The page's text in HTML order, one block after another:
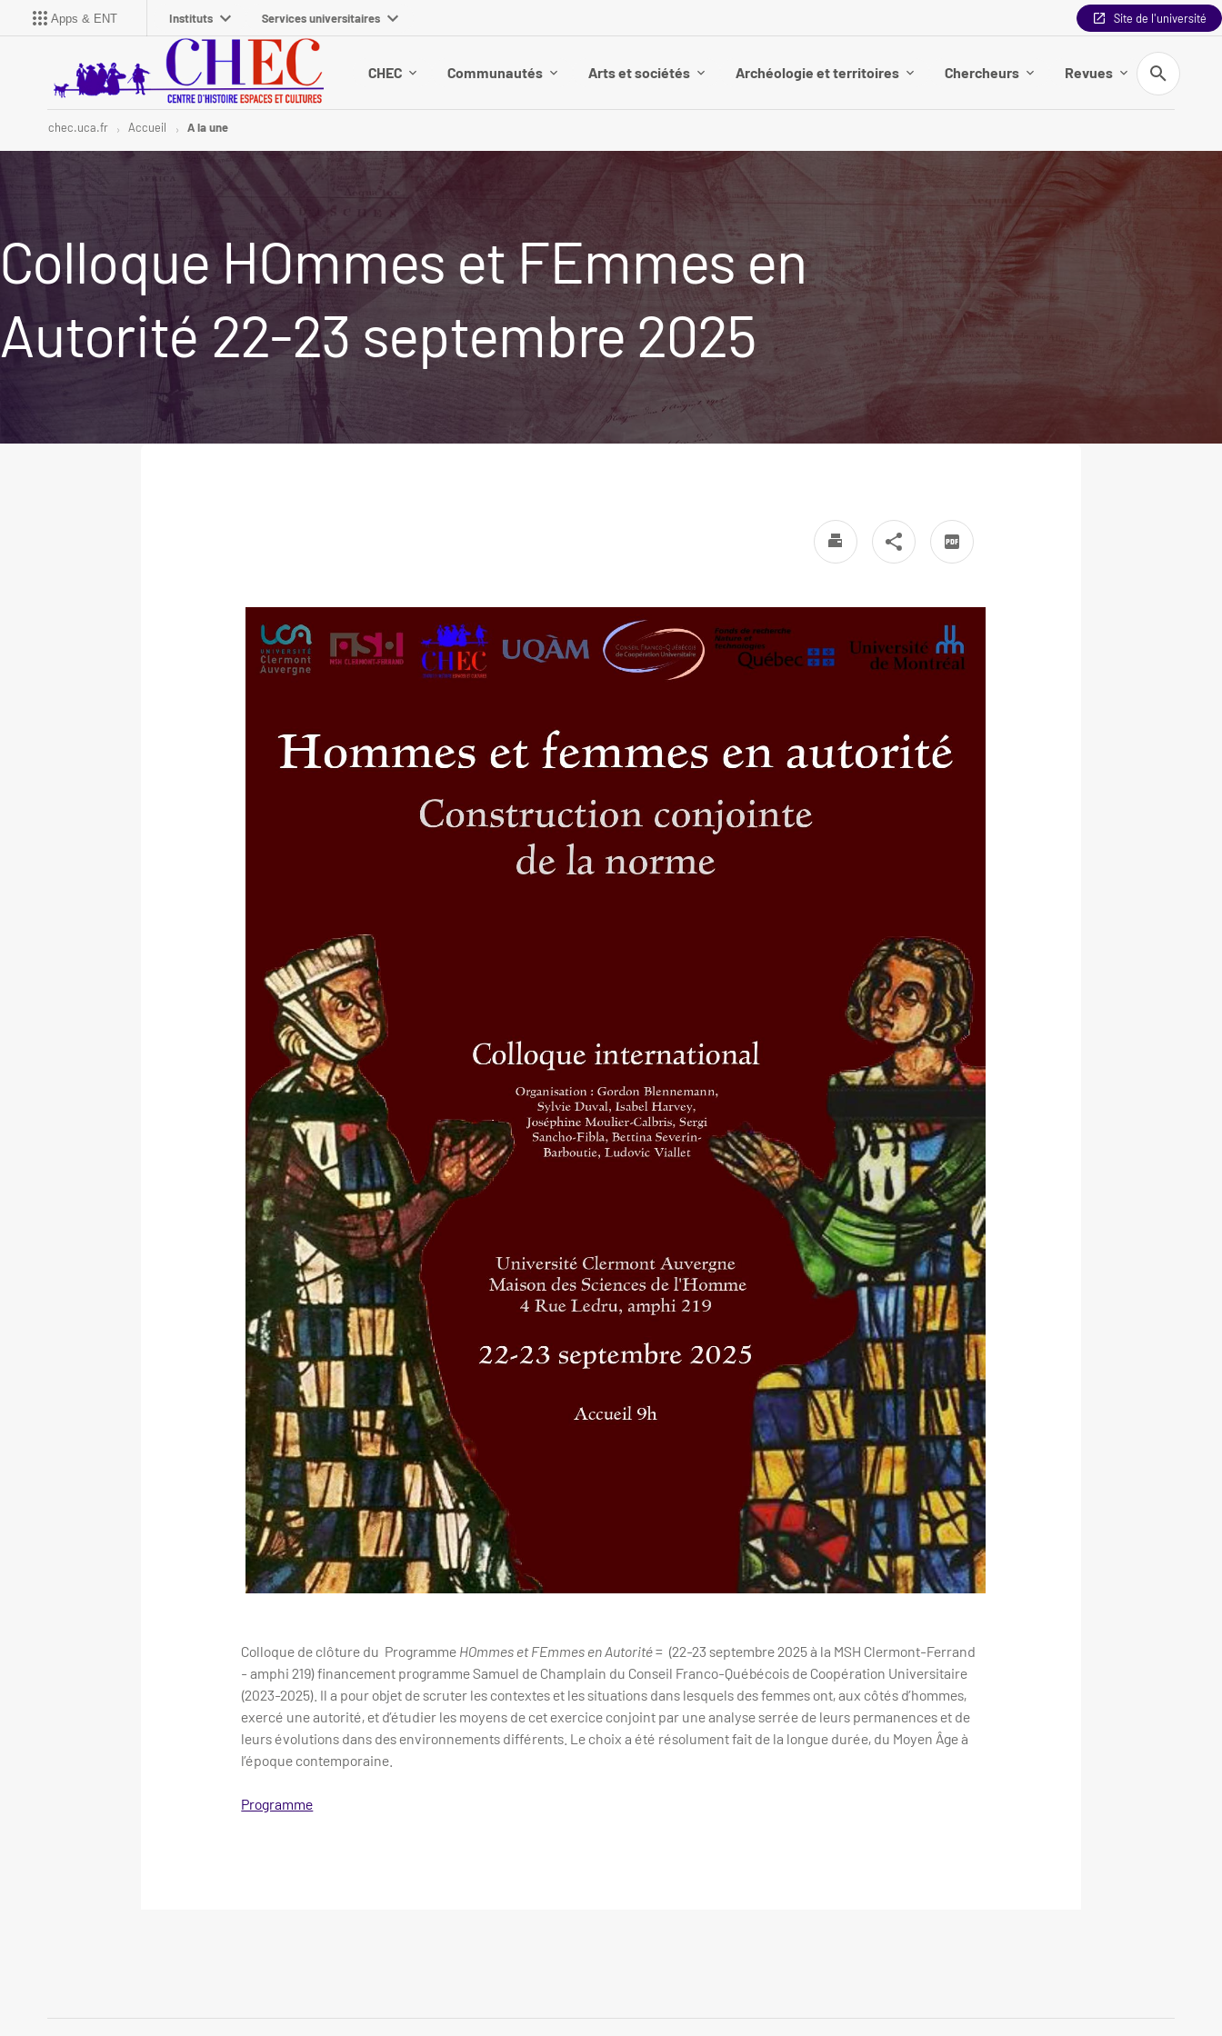
Apps & ENT Instituts Services universitaires Site de l'université
CHEC Communautés Arts et sociétés Archéologie et territoires Chercheurs Revues
Recherche
chec.uca.fr Accueil A la une
Colloque HOmmes et FEmmes en
Autorité 22-23 septembre 2025
Colloque de clôture du Programme HOmmes et FEmmes en Autorité= (22-23 septembre 2025 à la MSH Clermont-Ferrand
- amphi 219) financement programme Samuel de Champlain du Conseil Franco-Québécois de Coopération Universitaire
(2023-2025). Il a pour objet de scruter les contextes et les situations dans lesquels des femmes ont, aux côtés d’hommes,
exercé une autorité, et d’étudier les moyens de cet exercice conjoint par une analyse serrée de leurs permanences et de
leurs évolutions dans des environnements différents. Le choix a été résolument fait de la longue durée, du Moyen Âge à
l’époque contemporaine.
Programme